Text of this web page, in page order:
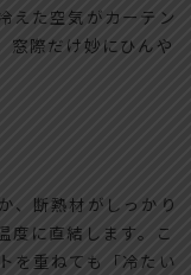
えた空気がカーテン
窓際だけ妙にひんや
、断熱材がしっかり
度に直結します。こ
を重ねても「冷たい